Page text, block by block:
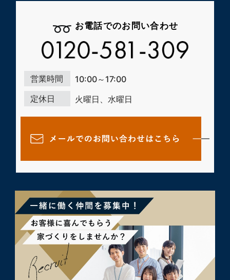
お電話でのお問い合わせ
営業時間
10:00～17:00
定休日
火曜日、水曜日